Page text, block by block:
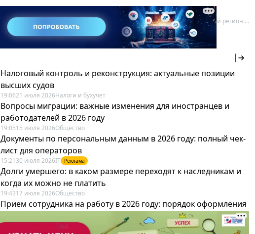
Все региональные документы Мой регион ...
Налоговый контроль и реконструкция: актуальные позиции
высших судов
19:0621 июля 2026Налоги и бухучет
Вопросы миграции: важные изменения для иностранцев и
работодателей в 2026 году
19:0515 июля 2026Общество
Документы по персональным данным в 2026 году: полный чек-
лист для операторов
15:21 30 июля 2026IT Реклама
Долги умершего: в каком размере переходят к наследникам и
когда их можно не платить
19:4317 июля 2026Общество
Прием сотрудника на работу в 2026 году: порядок оформления
12:28 Труд Реклама